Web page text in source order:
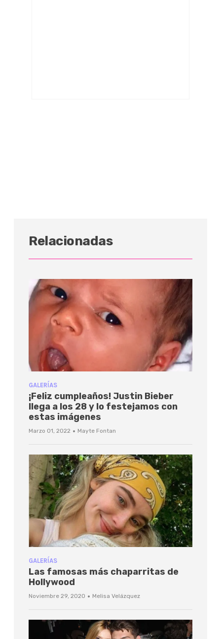
Relacionadas
GALERÍAS
¡Feliz cumpleaños! Justin Bieber
llega a los 28 y lo festejamos con
estas imágenes
Marzo 01, 2022 · Mayte Fontan
GALERÍAS
Las famosas más chaparritas de
Hollywood
Noviembre 29, 2020 · Melisa Velázquez